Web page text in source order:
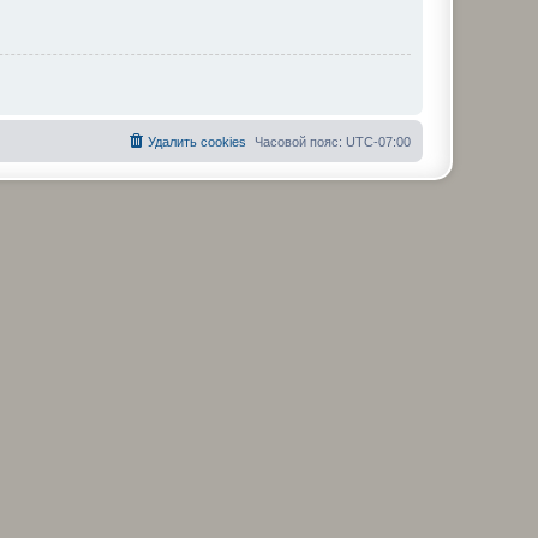
Часовой пояс: UTC-07:00
Удалить cookies